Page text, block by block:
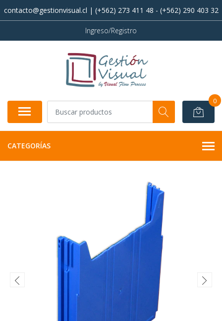
contacto@gestionvisual.cl | (+562) 273 411 48 - (+562) 290 403 32
Ingreso/Registro
0
CATEGORÍAS